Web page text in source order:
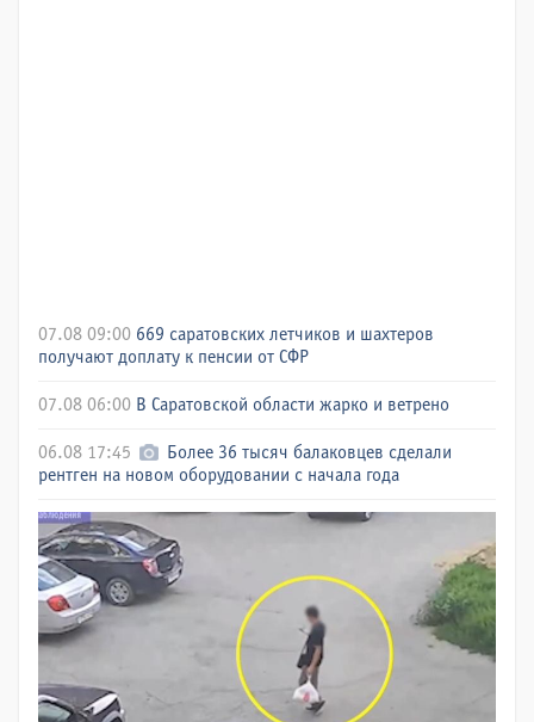
07.08 09:00 669 саратовских летчиков и шахтеров
получают доплату к пенсии от СФР
07.08 06:00 В Саратовской области жарко и ветрено
06.08 17:45
Более 36 тысяч балаковцев сделали
рентген на новом оборудовании с начала года